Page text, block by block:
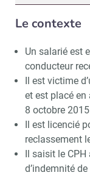
Le contexte
Un salarié est
conducteur
Il est victime
et est placé en
8 octobre
Il est licencié
reclassement
Il saisit le CPH
d’indemnité